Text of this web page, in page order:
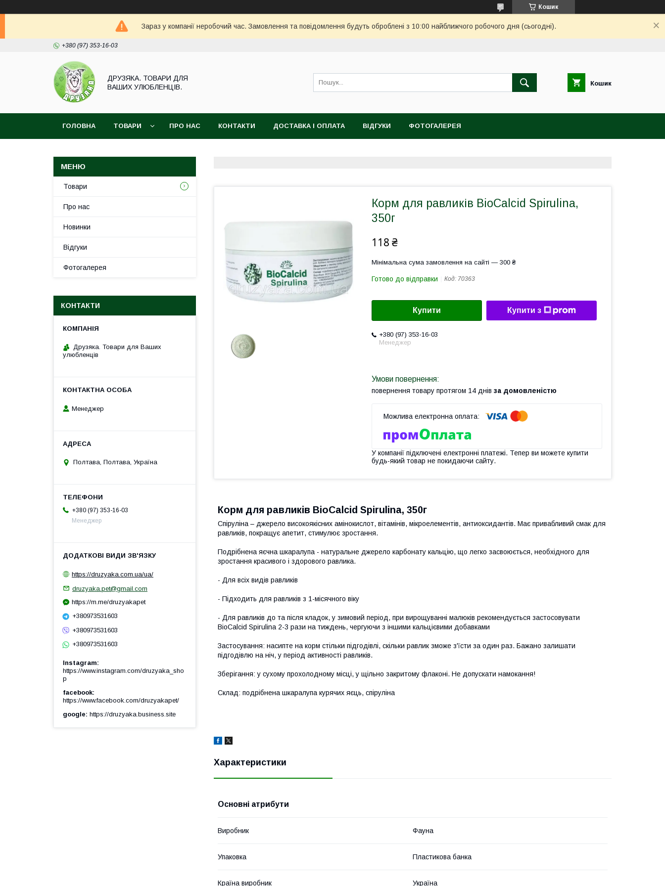
Кошик
Зараз у компанії неробочий час. Замовлення та повідомлення будуть оброблені з 10:00 найближчого робочого дня (сьогодні).
+380 (97) 353-16-03
ДРУЗЯКА. ТОВАРИ ДЛЯ
ВАШИХ УЛЮБЛЕНЦІВ.
Кошик
ГОЛОВНА ТОВАРИ ПРО НАС КОНТАКТИ ДОСТАВКА І ОПЛАТА ВІДГУКИ ФОТОГАЛЕРЕЯ
Корм для равликів BioCalcid Spirulina,
350г
118 ₴
Мінімальна сума замовлення на сайті — 300 ₴
Готово до відправки Код: 70363
Купити Купити з
+380 (97) 353-16-03
Менеджер
повернення товару протягом 14 днів за домовленістю
У компанії підключені електронні платежі. Тепер ви можете купити
будь-який товар не покидаючи сайту.
Корм для равликів BioCalcid Spirulina, 350г
Спіруліна – джерело високоякісних амінокислот, вітамінів, мікроелементів, антиоксидантів. Має привабливий смак для
равликів, покращує апетит, стимулює зростання.
Подрібнена яєчна шкаралупа - натуральне джерело карбонату кальцію, що легко засвоюється, необхідного для
зростання красивого і здорового равлика.
- Для всіх видів равликів
- Підходить для равликів з 1-місячного віку
- Для равликів до та після кладок, у зимовий період, при вирощуванні малюків рекомендується застосовувати
BioCalcid Spirulina 2-3 рази на тиждень, чергуючи з іншими кальцієвими добавками
Застосування: насипте на корм стільки підгодівлі, скільки равлик зможе з'їсти за один раз. Бажано залишати
підгодівлю на ніч, у період активності равликів.
Зберігання: у сухому прохолодному місці, у щільно закритому флаконі. Не допускати намокання!
Склад: подрібнена шкаралупа курячих яєць, спіруліна
Характеристики
Основні атрибути
Виробник Фауна
Упаковка Пластикова банка
Країна виробник Україна
Товари
Про нас
Новинки
Відгуки
Фотогалерея
КОНТАКТИ
Друзяка. Товари для Ваших
улюбленців
Менеджер
Полтава, Полтава, Україна
+380 (97) 353-16-03
Менеджер
https://druzyaka.com.ua/ua/
druzyaka.pet@gmail.com
https://m.me/druzyakapet
+380973531603
+380973531603
+380973531603
Instagram
https://www.instagram.com/druzyaka_sho
p
facebook
https://www.facebook.com/druzyakapet/
google https://druzyaka.business.site